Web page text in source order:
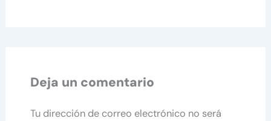
Deja un comentario
Tu dirección de correo electrónico no será